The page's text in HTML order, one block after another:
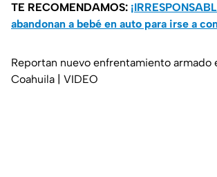
TE RECOMENDAMOS:
abandonan a bebé en auto para irse a
Reportan nuevo enfrentamiento armado
Coahuila | VIDEO